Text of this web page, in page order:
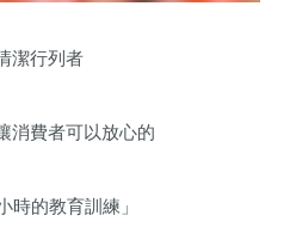
潔行列者
消費者可以放心的
時的教育訓練」